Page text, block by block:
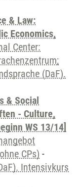
& Law:
Economics,
Center:
(DaF).
& Social
- Culture,
WS 13/14]
CPs) -
Intensivkurs